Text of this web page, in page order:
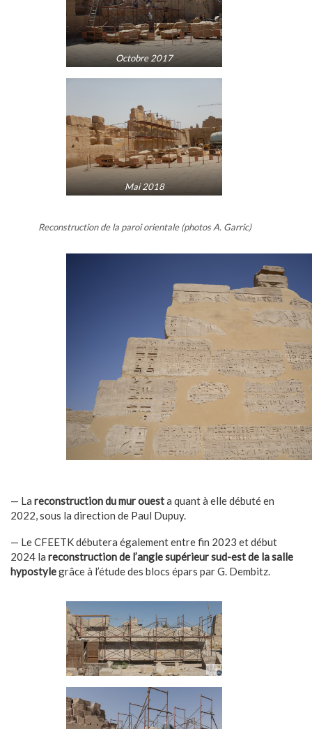
Octobre 2017
Mai 2018
Reconstruction de la paroi orientale (photos A. Garric)
— La reconstruction du mur ouesta quant à elle débuté en
2022, sous la direction de Paul Dupuy.
— Le CFEETK débutera également entre fin 2023 et début
2024 la reconstruction de l’angle supérieur sud-est de la salle
hypostylegrâce à l’étude des blocs épars par G. Dembitz.